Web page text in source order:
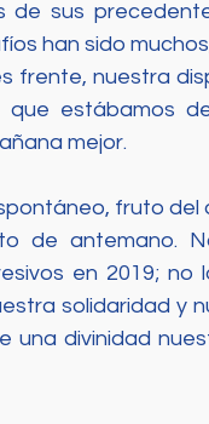
de sus
han sido
frente, nuestra
estábamos
mejor.
fruto del
de antemano.
en 2019;
solidaridad y
una divinidad